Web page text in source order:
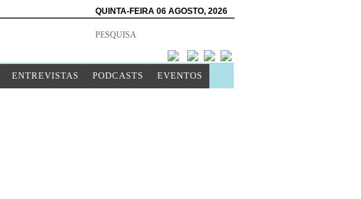
QUINTA-FEIRA 06 AGOSTO, 2026
ENTREVISTAS PODCASTS EVENTOS